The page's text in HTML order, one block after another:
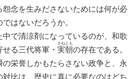
怨念を生みださないためには何が必
はないだろうか。
で清涼剤になっているのが、和歌
る三代将軍・ 実朝
さねとも
の存在である。
栄誉しかもたらさない政争と、永
比は、歴史に真に必要なのはどち